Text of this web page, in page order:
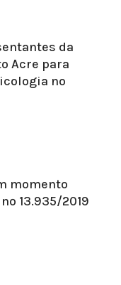
da
Acre para
no
momento
13.935/2019